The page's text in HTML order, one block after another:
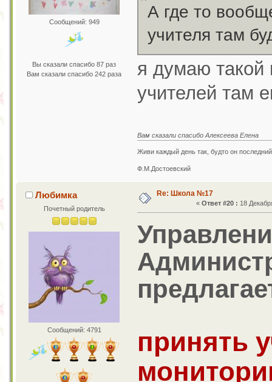
Сообщений: 949
Вы сказали спасибо 87 раз
Вам сказали спасибо 242 раза
А где то
учителя там
я думаю
учителей там
Вам сказали спасибо Алексеева Елена
Живи каждый день так, будто он
Ф.М.Достоевский
Любимка
Почетный родитель
Сообщений: 4791
Re: Школа №17
« Ответ #20 : 18
принять